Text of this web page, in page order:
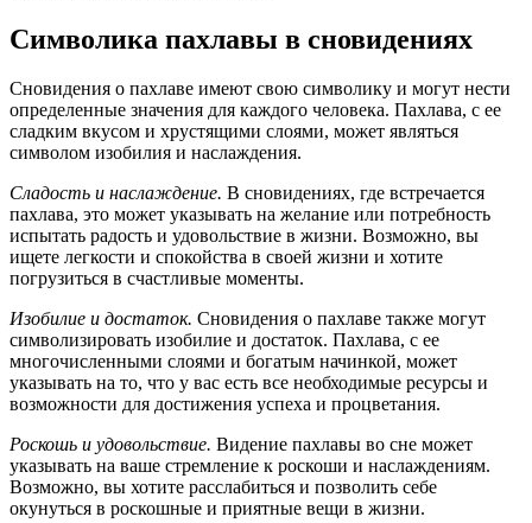
Символика пахлавы в сновидениях
Сновидения о пахлаве имеют свою символику и могут нести
определенные значения для каждого человека. Пахлава, с ее
сладким вкусом и хрустящими слоями, может являться
символом изобилия и наслаждения.
Сладость и наслаждение. В сновидениях, где встречается
пахлава, это может указывать на желание или потребность
испытать радость и удовольствие в жизни. Возможно, вы
ищете легкости и спокойства в своей жизни и хотите
погрузиться в счастливые моменты.
Изобилие и достаток. Сновидения о пахлаве также могут
символизировать изобилие и достаток. Пахлава, с ее
многочисленными слоями и богатым начинкой, может
указывать на то, что у вас есть все необходимые ресурсы и
возможности для достижения успеха и процветания.
Роскошь и удовольствие. Видение пахлавы во сне может
указывать на ваше стремление к роскоши и наслаждениям.
Возможно, вы хотите расслабиться и позволить себе
окунуться в роскошные и приятные вещи в жизни.